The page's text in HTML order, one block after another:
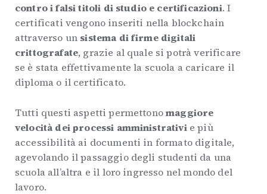
contro i falsi titoli di studio e certificazioni. I
certificati vengono inseriti nella blockchain
attraverso un sistema di firme digitali
crittografate, grazie al quale si potrà verificare
se è stata effettivamente la scuola a caricare il
diploma o il certificato.
Tutti questi aspetti permettonomaggiore
velocità dei processi amministrativie più
accessibilità ai documenti in formato digitale,
agevolando il passaggio degli studenti da una
scuola all’altra e il loro ingresso nel mondo del
lavoro.